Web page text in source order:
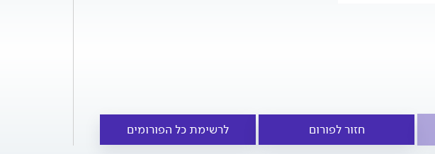
חזור לפורום לרשימת כל הפורומים